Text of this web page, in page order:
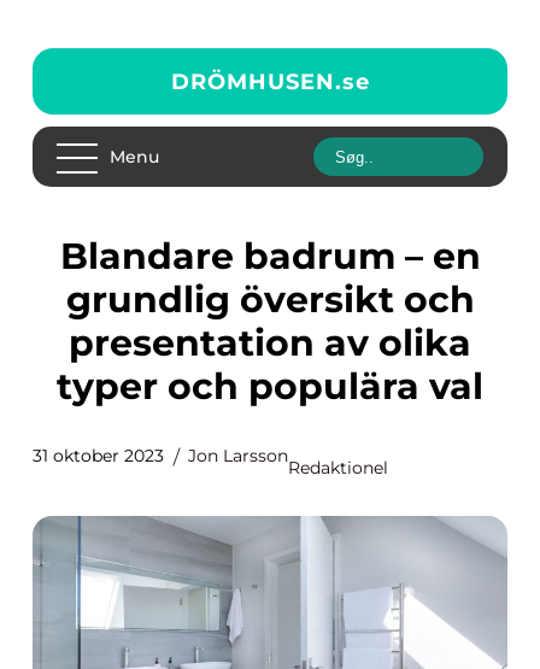
DRÖMHUSEN.se
Menu
Blandare badrum – en
grundlig översikt och
presentation av olika
typer och populära val
31 oktober 2023 Jon Larsson
Redaktionel